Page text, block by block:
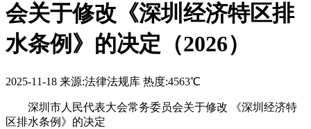
会关于修改《深圳经济特区排
水条例》的决定（2026）
2025-11-18 来源:法律法规库 热度:4563℃
深圳市人民代表大会常务委员会关于修改 《深圳经济特
区排水条例》的决定